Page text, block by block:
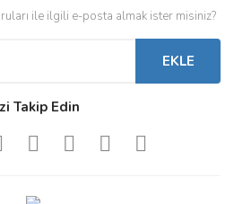
ile ilgili e-posta almak ister misiniz?
EKLE
Takip Edin